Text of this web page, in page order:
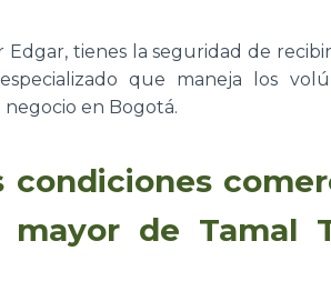
Edgar, tienes la seguridad de
que maneja los
en Bogotá.
condiciones
de Tamal